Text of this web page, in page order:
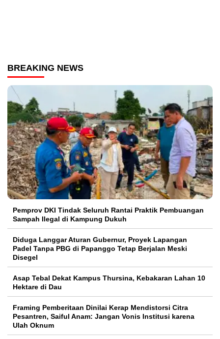
BREAKING NEWS
Pemprov DKI Tindak Seluruh Rantai Praktik Pembuangan
Sampah Ilegal di Kampung Dukuh
Diduga Langgar Aturan Gubernur, Proyek Lapangan
Padel Tanpa PBG di Papanggo Tetap Berjalan Meski
Disegel
Asap Tebal Dekat Kampus Thursina, Kebakaran Lahan 10
Hektare di Dau
Framing Pemberitaan Dinilai Kerap Mendistorsi Citra
Pesantren, Saiful Anam: Jangan Vonis Institusi karena
Ulah Oknum